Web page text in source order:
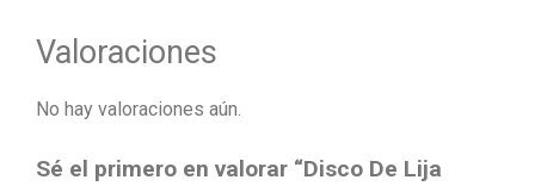
Valoraciones
No hay valoraciones aún.
Sé el primero en valorar “Disco De Lija